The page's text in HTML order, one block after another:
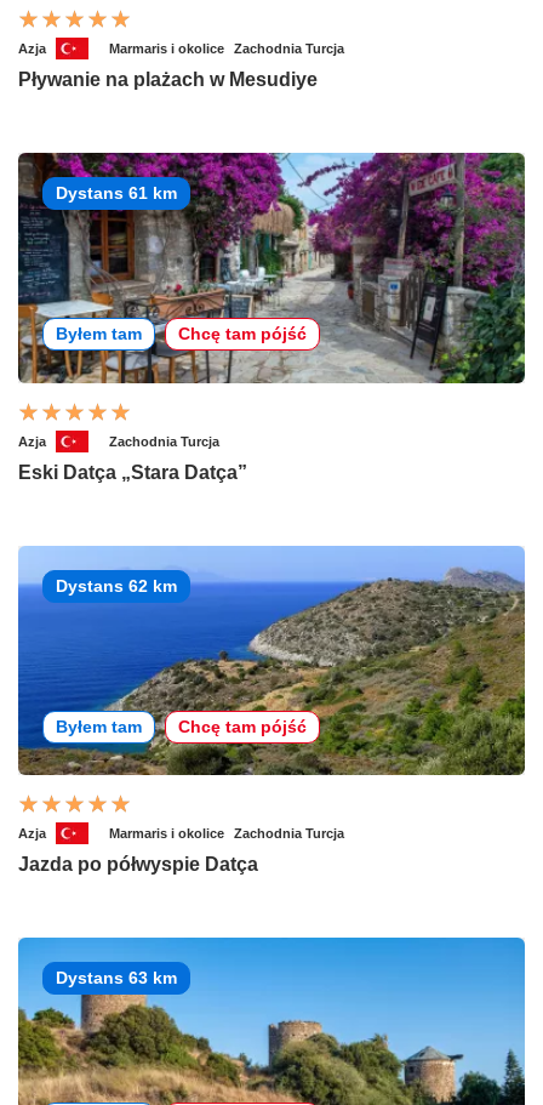
Azja Marmaris i okolice Zachodnia Turcja
Pływanie na plażach w Mesudiye
Dystans 61 km
Byłem tam Chcę tam pójść
Azja Zachodnia Turcja
Eski Datça „Stara Datça”
Dystans 62 km
Byłem tam Chcę tam pójść
Azja Marmaris i okolice Zachodnia Turcja
Jazda po półwyspie Datça
Dystans 63 km